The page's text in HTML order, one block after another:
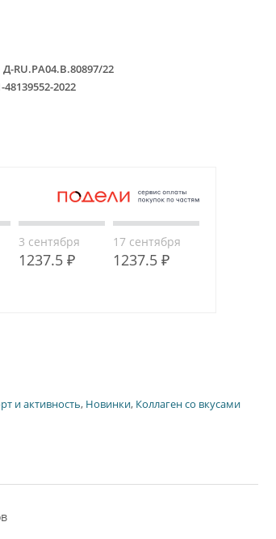
Д-RU.PA04.B.80897/22
48139552-2022
3 сентября
1237.5 ₽
17 сентября
1237.5 ₽
и активность, Новинки, Коллаген со вкусами